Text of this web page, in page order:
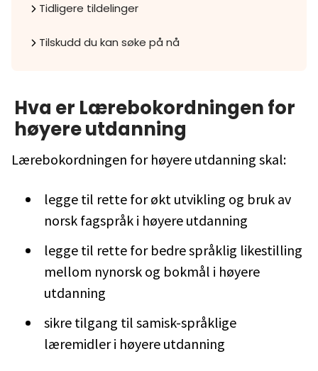
Tidligere tildelinger
Tilskudd du kan søke på nå
Hva er Lærebokordningen for
høyere utdanning
Lærebokordningen for høyere utdanning skal:
legge til rette for økt utvikling og bruk av
norsk fagspråk i høyere utdanning
legge til rette for bedre språklig likestilling
mellom nynorsk og bokmål i høyere
utdanning
sikre tilgang til samisk-språklige
læremidler i høyere utdanning